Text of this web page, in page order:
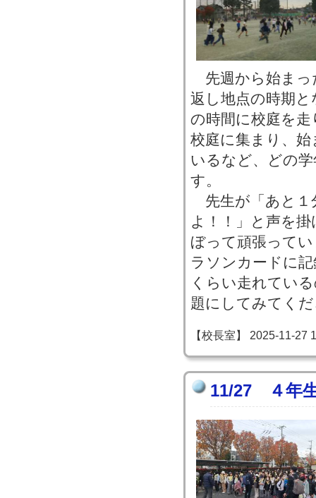
先週から始まっ
返し地点の時期
の時間に校庭を
校庭に集まり、
いるなど、どの
す。
先生が「あと１
よ！！」と声を
ぼって頑張って
ラソンカードに
くらい走れてい
題にしてみてく
【校長室】 2025-11-27
11/27 ４年